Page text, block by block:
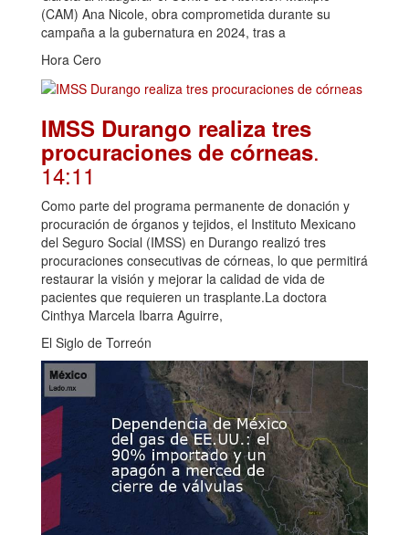
(CAM) Ana Nicole, obra comprometida durante su
campaña a la gubernatura en 2024, tras a
Hora Cero
IMSS Durango realiza tres
procuraciones de córneas.
14:11
Como parte del programa permanente de donación y
procuración de órganos y tejidos, el Instituto Mexicano
del Seguro Social (IMSS) en Durango realizó tres
procuraciones consecutivas de córneas, lo que permitirá
restaurar la visión y mejorar la calidad de vida de
pacientes que requieren un trasplante.La doctora
Cinthya Marcela Ibarra Aguirre,
El Siglo de Torreón